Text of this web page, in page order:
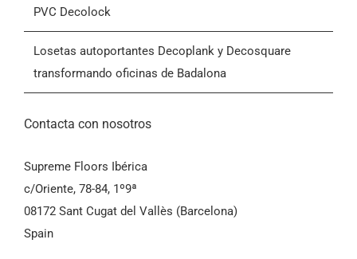
Condiciones Generales de Venta (CGV)
Laboratorio de implante dental instala la loseta de
PVC Decolock
Losetas autoportantes Decoplank y Decosquare
transformando oficinas de Badalona
Supreme Floors Ibérica
c/Oriente, 78-84, 1º9ª
08172 Sant Cugat del Vallès (Barcelona)